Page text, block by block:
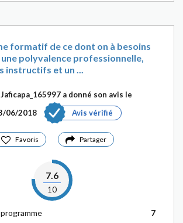
formatif de ce dont on à besoins
polyvalence professionnelle,
instructifs et un ...
a donné son avis le
06/2018
Avis vérifié
Favoris Partager
7.6
10
7